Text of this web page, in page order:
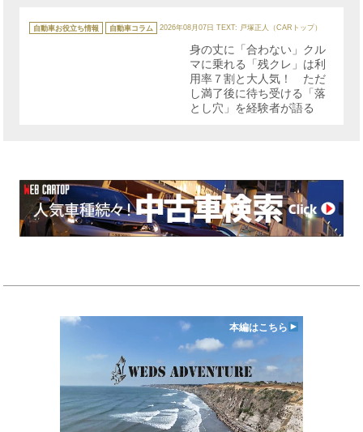
テ
ゴ
自動車お役立ち情報 自動車コラム 2026年08月07日 TEXT: 戸塚正人（CARトップ）
身の丈に「合わない」クル
マに乗れる「残クレ」は利
用率７割と大人気！ ただ
し満了後に待ち受ける「落
とし穴」を経験者が語る
本編はこちら